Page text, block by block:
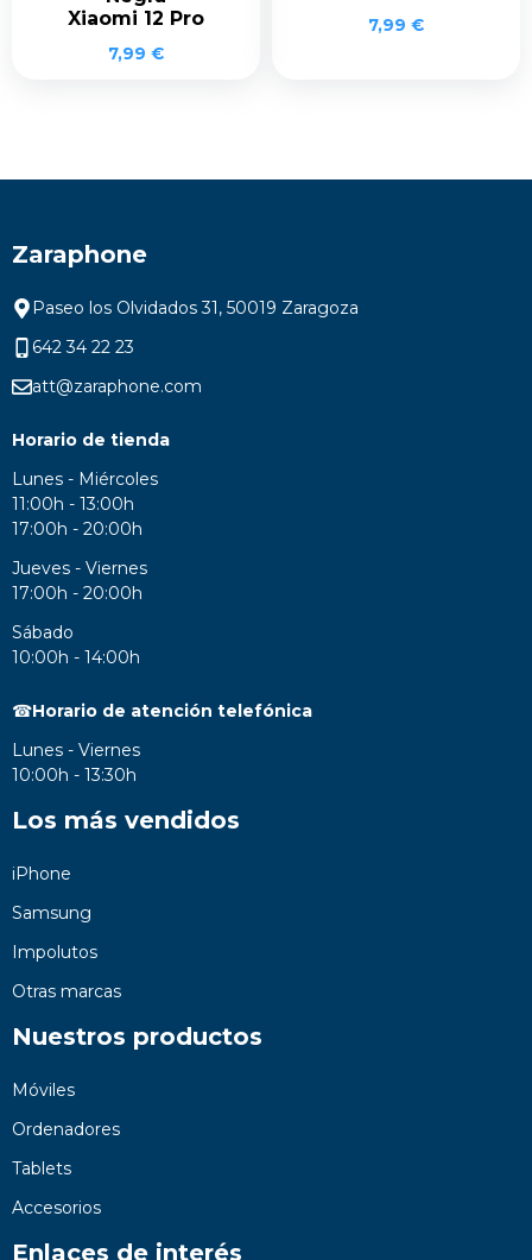
Xiaomi 12 Pro
7,99 €
7,99 €
Zaraphone
Paseo los Olvidados 31, 50019 Zaragoza
642 34 22 23
att@zaraphone.com
Horario de tienda
Lunes - Miércoles
11:00h - 13:00h
17:00h - 20:00h
Jueves - Viernes
17:00h - 20:00h
Sábado
10:00h - 14:00h
☎Horario de atención telefónica
Lunes - Viernes
10:00h - 13:30h
Los más vendidos
iPhone
Samsung
Impolutos
Otras marcas
Nuestros productos
Móviles
Ordenadores
Tablets
Accesorios
Enlaces de interés